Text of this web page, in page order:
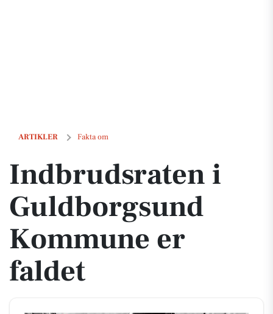
ARTIKLER Fakta om
Indbrudsraten i Guldborgsund Kommune er faldet
Indbrudsraten i
Guldborgsund
Kommune er
faldet